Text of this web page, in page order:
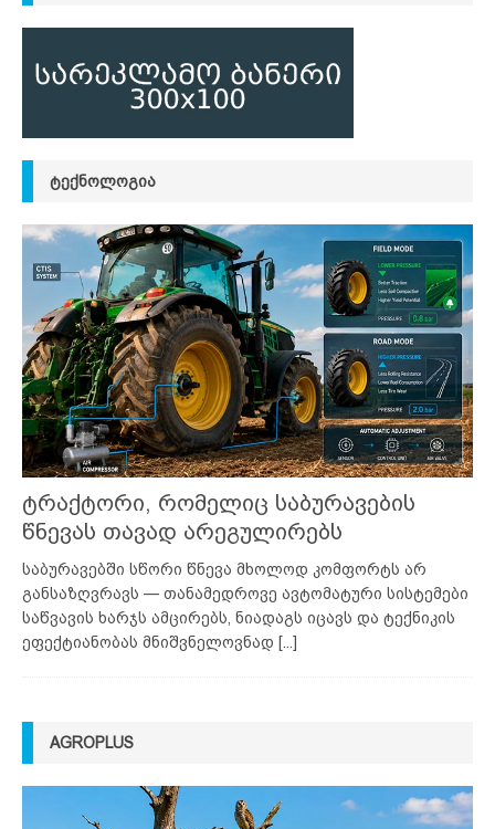
ᲢᲔᲥᲜᲝᲚᲝᲒᲘᲐ
ტრაქტორი, რომელიც საბურავების
წნევას თავად არეგულირებს
საბურავებში სწორი წნევა მხოლოდ კომფორტს არ
განსაზღვრავს — თანამედროვე ავტომატური სისტემები
საწვავის ხარჯს ამცირებს, ნიადაგს იცავს და ტექნიკის
ეფექტიანობას მნიშვნელოვნად [...]
AGROPLUS